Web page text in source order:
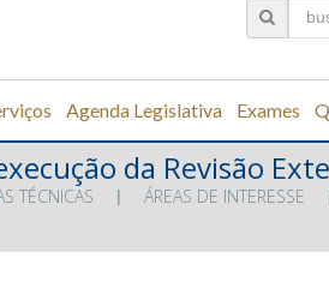
Agenda Legislativa Exames
da Revisão
TÉCNICAS ÁREAS DE INTERESSE